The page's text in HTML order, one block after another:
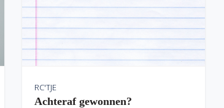
RC'TJE
Achteraf gewonnen?